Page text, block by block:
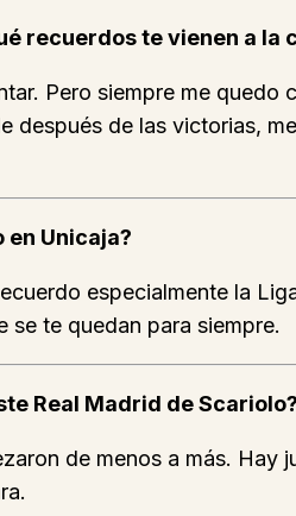
recuerdos te vienen a la
Pero siempre me
después de las victorias,
en Unicaja?
especialmente la
se te quedan para siempre.
Real Madrid de Scariolo?
de menos a más.